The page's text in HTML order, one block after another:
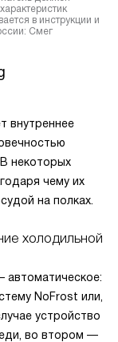
в инструкции и
Смег
внутреннее
некоторых
чему их
на полках.
холодильной
NoFrost или,
устройство
во втором —